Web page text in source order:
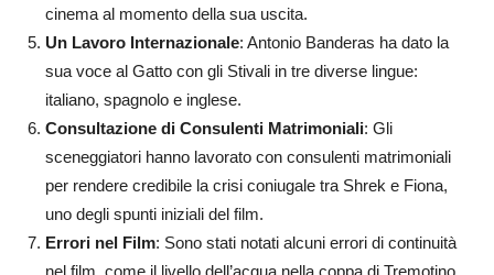
cinema al momento della sua uscita.
Un Lavoro Internazionale: Antonio Banderas ha dato la
sua voce al Gatto con gli Stivali in tre diverse lingue:
italiano, spagnolo e inglese​.
Consultazione di Consulenti Matrimoniali: Gli
sceneggiatori hanno lavorato con consulenti matrimoniali
per rendere credibile la crisi coniugale tra Shrek e Fiona,
uno degli spunti iniziali del film.
Errori nel Film: Sono stati notati alcuni errori di continuità
nel film, come il livello dell’acqua nella coppa di Tremotino